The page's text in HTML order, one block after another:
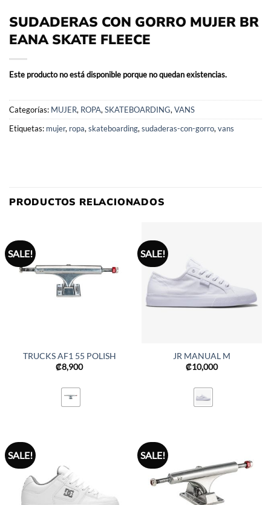
SUDADERAS CON GORRO MUJER BR
EANA SKATE FLEECE
Este producto no está disponible porque no quedan existencias.
Categorías: MUJER, ROPA, SKATEBOARDING, VANS
Etiquetas: mujer, ropa, skateboarding, sudaderas-con-gorro, vans
PRODUCTOS RELACIONADOS
SALE!
TRUCKS AF1 55 POLISH
₡8,900
SALE!
JR MANUAL M
₡10,000
SALE! SALE!